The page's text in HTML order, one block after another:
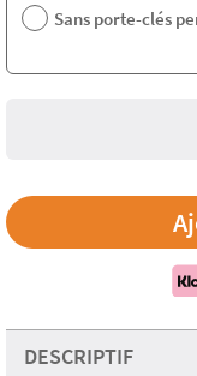
Sans porte-clés
DESCRIPTIF